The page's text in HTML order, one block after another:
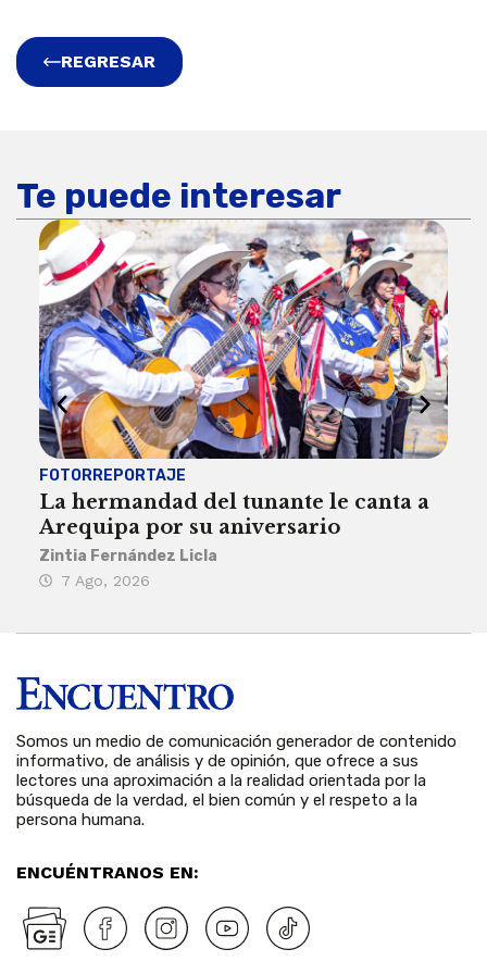
REGRESAR
Te puede interesar
FOTORREPORTAJE
La hermandad del tunante le canta a
Arequipa por su aniversario
Zintia Fernández Licla
7 Ago, 2026
Somos un medio de comunicación generador de contenido
informativo, de análisis y de opinión, que ofrece a sus
lectores una aproximación a la realidad orientada por la
búsqueda de la verdad, el bien común y el respeto a la
persona humana.
ENCUÉNTRANOS EN: